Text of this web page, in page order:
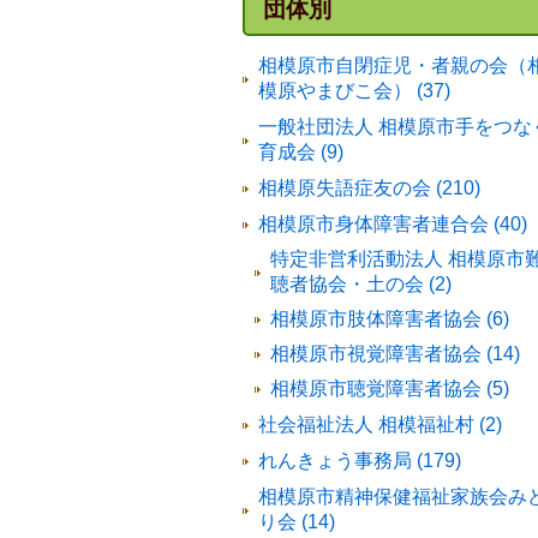
団体別
相模原市自閉症児・者親の会（
模原やまびこ会） (37)
一般社団法人 相模原市手をつな
育成会 (9)
相模原失語症友の会 (210)
相模原市身体障害者連合会 (40)
特定非営利活動法人 相模原市
聴者協会・土の会 (2)
相模原市肢体障害者協会 (6)
相模原市視覚障害者協会 (14)
相模原市聴覚障害者協会 (5)
社会福祉法人 相模福祉村 (2)
れんきょう事務局 (179)
相模原市精神保健福祉家族会み
り会 (14)